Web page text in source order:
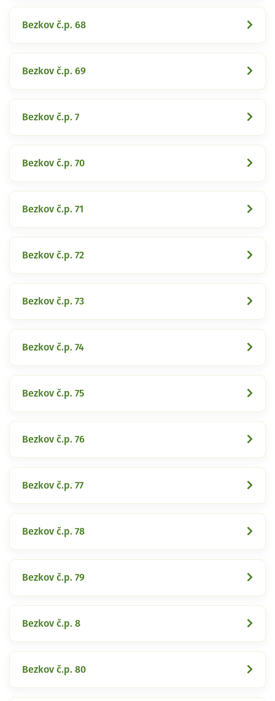
Bezkov č.p. 68
Bezkov č.p. 69
Bezkov č.p. 7
Bezkov č.p. 70
Bezkov č.p. 71
Bezkov č.p. 72
Bezkov č.p. 73
Bezkov č.p. 74
Bezkov č.p. 75
Bezkov č.p. 76
Bezkov č.p. 77
Bezkov č.p. 78
Bezkov č.p. 79
Bezkov č.p. 8
Bezkov č.p. 80